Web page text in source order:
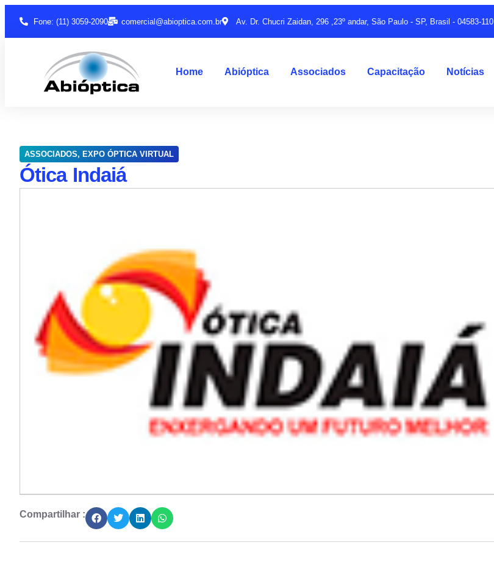
Fone: (11) 3059-2090 comercial@abioptica.com.br Av. Dr. Chucri Zaidan, 296 ,23º andar, São Paulo - SP, Brasil - 04583-110
Home Abióptica Associados Capacitação Notícias
ASSOCIADOS, EXPO ÓPTICA VIRTUAL
Ótica Indaiá
Compartilhar :